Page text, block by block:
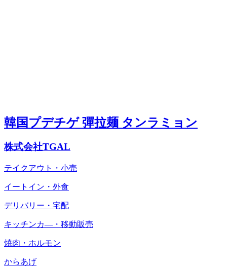
韓国プデチゲ 彈拉麺 タンラミョン
株式会社TGAL
テイクアウト・小売
イートイン・外食
デリバリー・宅配
キッチンカ―・移動販売
焼肉・ホルモン
からあげ